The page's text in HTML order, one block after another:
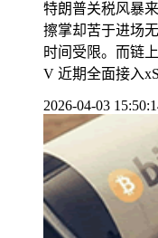
特朗普关税风暴
擦掌却苦于进场
时间受限。而链
V 近期全面接入
2026-04-03